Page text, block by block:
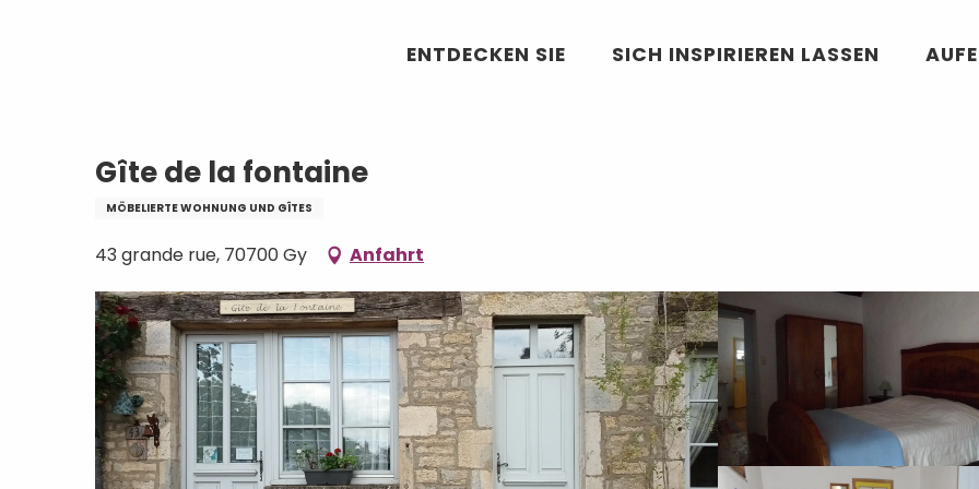
ENTDECKEN SIE SICH INSPIRIEREN LASSEN
Gîte de la fontaine
MÖBELIERTE WOHNUNG UND GÎTES
43 grande rue, 70700 Gy Anfahrt